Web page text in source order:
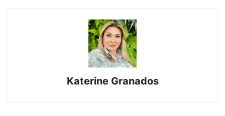
Katerine Granados